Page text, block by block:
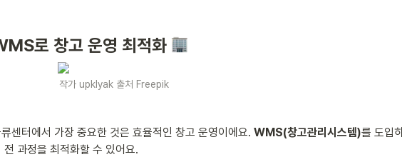
로 창고 운영 최적화
작가 upklyak 출처 Freepik
센터에서 가장 중요한 것은 효율적인 창고 운영이에요. WMS(창고관리시스템)를 도입
전 과정을 최적화할 수 있어요.